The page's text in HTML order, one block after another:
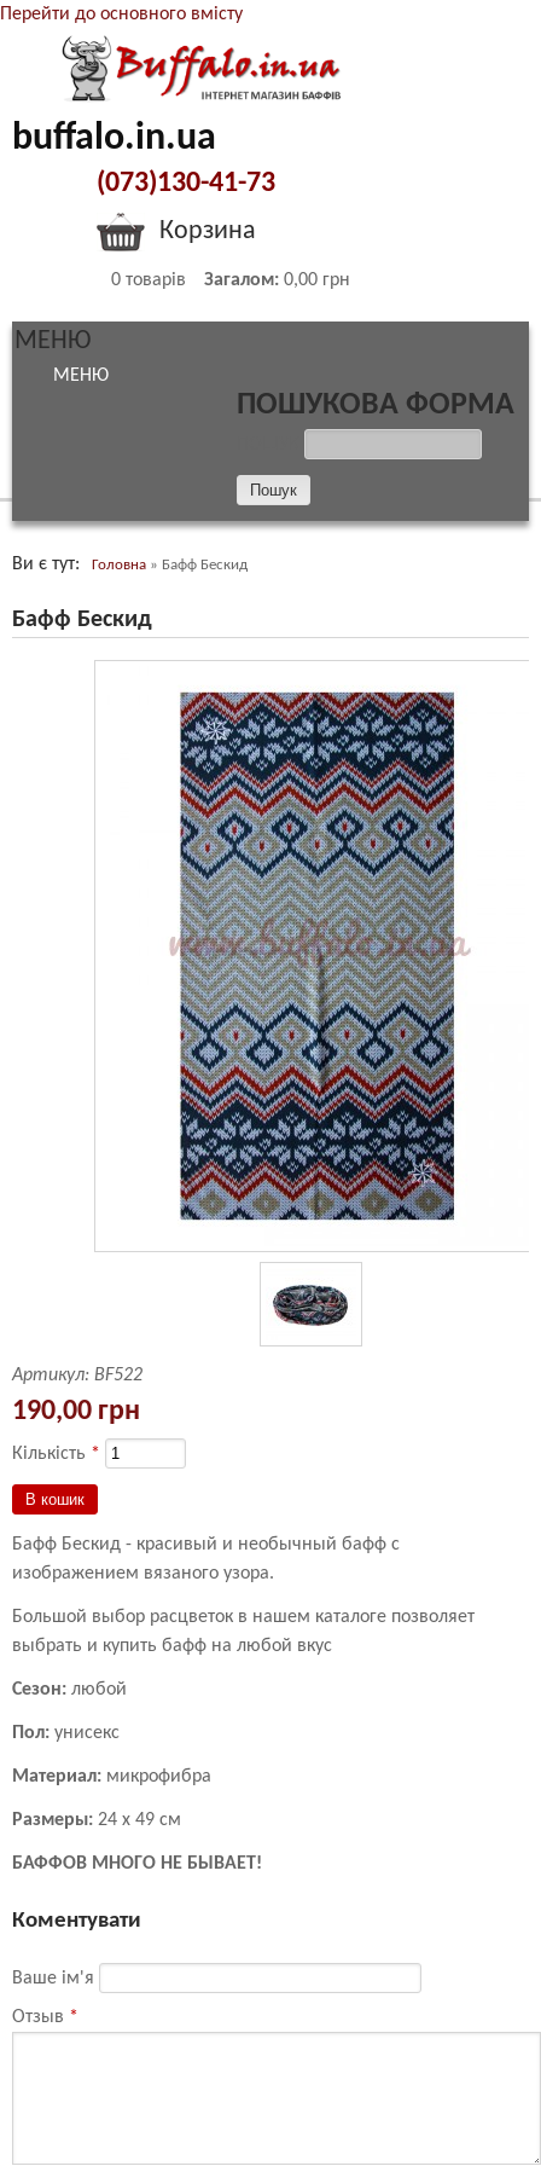
Перейти до основного вмісту
buffalo.in.ua
(073)130-41-73
Корзина
0 товарів Загалом: 0,00 грн
МЕНЮ
МЕНЮ
ПОШУКОВА ФОРМА
Ви є тут Головна » Бафф Бескид
Бафф Бескид
Артикул: BF522
190,00 грн
Кількість *
Бафф Бескид - красивый и необычный бафф с
изображением вязаного узора.
Большой выбор расцветок в нашем каталоге позволяет
выбрать и купить бафф на любой вкус
Сезон: любой
Пол: унисекс
Материал: микрофибра
Размеры: 24 х 49 см
БАФФОВ МНОГО НЕ БЫВАЕТ!
Коментувати
Ваше ім'я
Отзыв *